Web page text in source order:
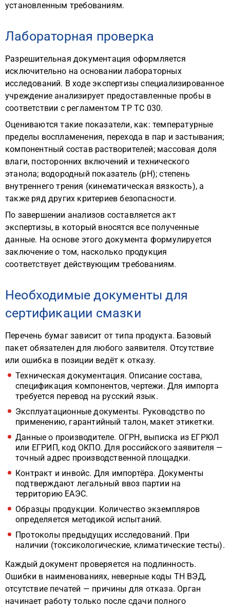
установленным требованиям.
Лабораторная проверка
Разрешительная документация оформляется
исключительно на основании лабораторных
исследований. В ходе экспертизы специализированное
учреждение анализирует предоставленные пробы в
соответствии с регламентом ТР ТС 030.
Оцениваются такие показатели, как: температурные
пределы воспламенения, перехода в пар и застывания;
компонентный состав растворителей; массовая доля
влаги, посторонних включений и технического
этанола; водородный показатель (pH); степень
внутреннего трения (кинематическая вязкость), а
также ряд других критериев безопасности.
По завершении анализов составляется акт
экспертизы, в который вносятся все полученные
данные. На основе этого документа формулируется
заключение о том, насколько продукция
соответствует действующим требованиям.
Необходимые документы для
сертификации смазки
Перечень бумаг зависит от типа продукта. Базовый
пакет обязателен для любого заявителя. Отсутствие
или ошибка в позиции ведёт к отказу.
Техническая документация. Описание состава,
спецификация компонентов, чертежи. Для импорта
требуется перевод на русский язык.
Эксплуатационные документы. Руководство по
применению, гарантийный талон, макет этикетки.
Данные о производителе. ОГРН, выписка из ЕГРЮЛ
или ЕГРИП, код ОКПО. Для российского заявителя —
точный адрес производственной площадки.
Контракт и инвойс. Для импортёра. Документы
подтверждают легальный ввоз партии на
территорию ЕАЭС.
Образцы продукции. Количество экземпляров
определяется методикой испытаний.
Протоколы предыдущих исследований. При
наличии (токсикологические, климатические тесты).
Каждый документ проверяется на подлинность.
Ошибки в наименованиях, неверные коды ТН ВЭД,
отсутствие печатей — причины для отказа. Орган
начинает работу только после сдачи полного